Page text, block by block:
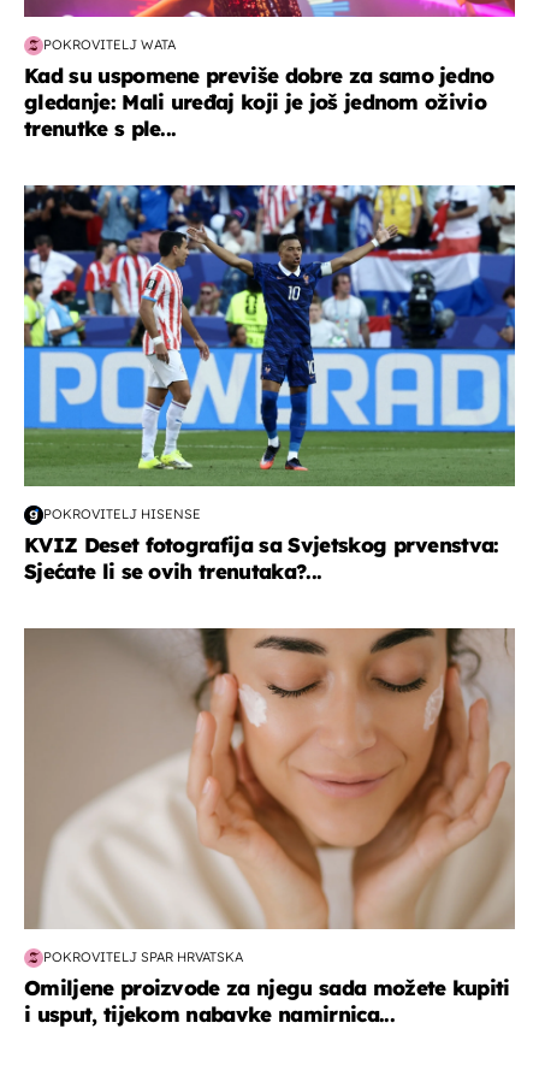
POKROVITELJ WATA
Kad su uspomene previše dobre za samo jedno
gledanje: Mali uređaj koji je još jednom oživio
trenutke s ple...
svjetsko prvenstvo 2026
POKROVITELJ HISENSE
KVIZ Deset fotografija sa Svjetskog prvenstva:
Sjećate li se ovih trenutaka?...
moda & ljepota
POKROVITELJ SPAR HRVATSKA
Omiljene proizvode za njegu sada možete kupiti
i usput, tijekom nabavke namirnica...